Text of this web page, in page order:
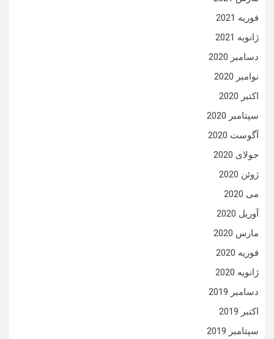
فوریه 2021
ژانویه 2021
دسامبر 2020
نوامبر 2020
اکتبر 2020
سپتامبر 2020
آگوست 2020
جولای 2020
ژوئن 2020
می 2020
آوریل 2020
مارس 2020
فوریه 2020
ژانویه 2020
دسامبر 2019
اکتبر 2019
سپتامبر 2019